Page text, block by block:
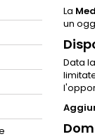
La
un
Data